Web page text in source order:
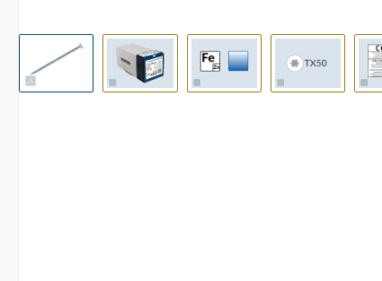
Bildergalerie überspringen